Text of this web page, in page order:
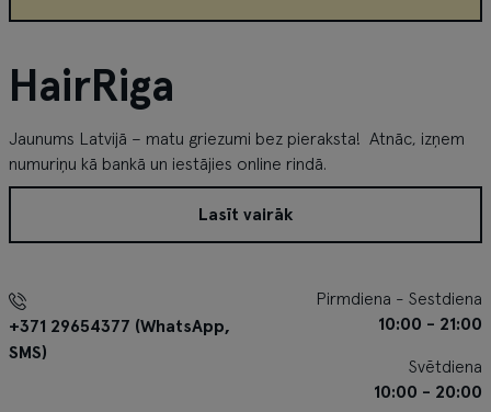
HairRiga
Jaunums Latvijā – matu griezumi bez pieraksta! Atnāc, izņem
numuriņu kā bankā un iestājies online rindā.
Lasīt vairāk
+371 29654377 (WhatsApp,
SMS)
Pirmdiena - Sestdiena
10:00 - 21:00
Svētdiena
10:00 - 20:00